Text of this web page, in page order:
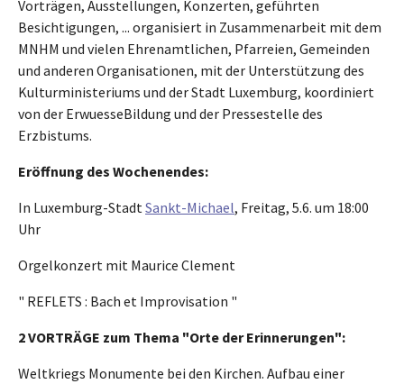
Vorträgen, Ausstellungen, Konzerten, geführten
Besichtigungen, ... organisiert in Zusammenarbeit mit dem
MNHM und vielen Ehrenamtlichen, Pfarreien, Gemeinden
und anderen Organisationen, mit der Unterstützung des
Kulturministeriums und der Stadt Luxemburg, koordiniert
von der ErwuesseBildung und der Pressestelle des
Erzbistums.
Eröffnung des Wochenendes:
In Luxemburg-StadtSankt-Michael, Freitag, 5.6. um 18:00
Uhr
Orgelkonzert mit Maurice Clement
" REFLETS : Bach et Improvisation "
2 VORTRÄGE zum Thema "Orte der Erinnerungen":
Weltkriegs Monumente bei den Kirchen. Aufbau einer